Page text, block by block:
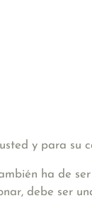
y para su
ha de
debe ser